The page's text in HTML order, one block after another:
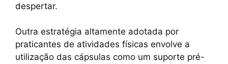
despertar.
Outra estratégia altamente adotada por
praticantes de atividades físicas envolve a
utilização das cápsulas como um suporte pré-